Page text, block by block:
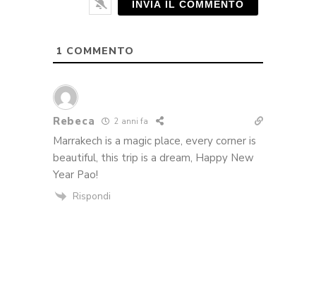
1 COMMENTO
Rebeca 2 anni fa
Marrakech is a magic place, every corner is
beautiful, this trip is a dream, Happy New
Year Pao!
Rispondi